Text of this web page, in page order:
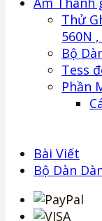
Thử
560N
Bộ
Tess
Phần
Bài Viết
Bộ Dàn